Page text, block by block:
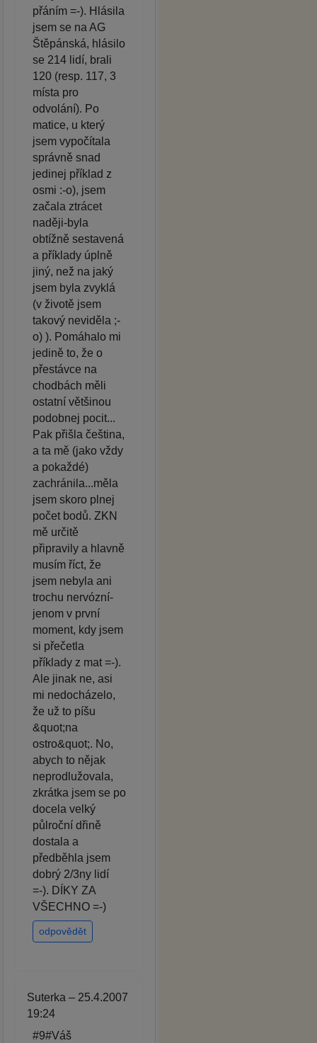
přáním =-). Hlásila
jsem se na AG
Štěpánská, hlásilo
se 214 lidí, brali
120 (resp. 117, 3
místa pro
odvolání). Po
matice, u který
jsem vypočítala
správně snad
jedinej příklad z
osmi :-o), jsem
začala ztrácet
naději-byla
obtížně sestavená
a příklady úplně
jiný, než na jaký
jsem byla zvyklá
(v životě jsem
takový neviděla ;-
o) ). Pomáhalo mi
jedině to, že o
přestávce na
chodbách měli
ostatní většinou
podobnej pocit...
Pak přišla čeština,
a ta mě (jako vždy
a pokaždé)
zachránila...měla
jsem skoro plnej
počet bodů. ZKN
mě určitě
připravily a hlavně
musím říct, že
jsem nebyla ani
trochu nervózní-
jenom v první
moment, kdy jsem
si přečetla
příklady z mat =-).
Ale jinak ne, asi
mi nedocházelo,
že už to píšu
&quot;na
ostro&quot;. No,
abych to nějak
neprodlužovala,
zkrátka jsem se po
docela velký
půlroční dřině
dostala a
předběhla jsem
dobrý 2/3ny lidí
=-). DÍKY ZA
VŠECHNO =-)
odpovědět
Suterka – 25.4.2007
19:24
#9#Váš